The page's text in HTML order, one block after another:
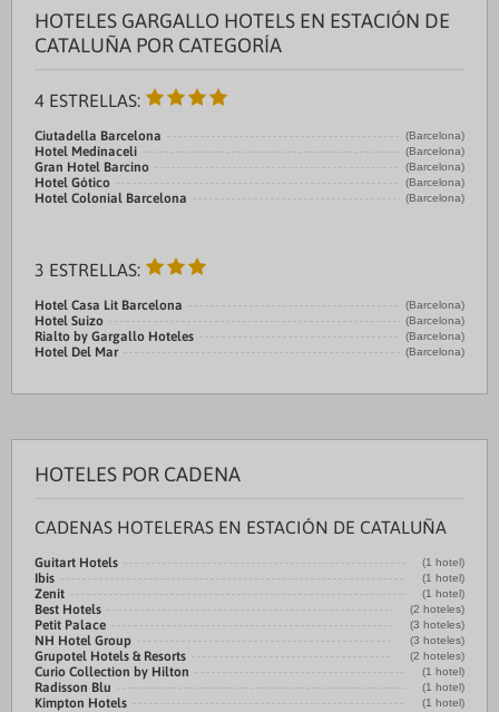
HOTELES GARGALLO HOTELS EN ESTACIÓN DE
CATALUÑA POR CATEGORÍA
4 ESTRELLAS:
Ciutadella Barcelona (Barcelona)
Hotel Medinaceli (Barcelona)
Gran Hotel Barcino (Barcelona)
Hotel Gótico (Barcelona)
Hotel Colonial Barcelona (Barcelona)
3 ESTRELLAS:
Hotel Casa Lit Barcelona (Barcelona)
Hotel Suizo (Barcelona)
Rialto by Gargallo Hoteles (Barcelona)
Hotel Del Mar (Barcelona)
HOTELES POR CADENA
CADENAS HOTELERAS EN ESTACIÓN DE CATALUÑA
Guitart Hotels (1 hotel)
Ibis (1 hotel)
Zenit (1 hotel)
Best Hotels (2 hoteles)
Petit Palace (3 hoteles)
NH Hotel Group (3 hoteles)
Grupotel Hotels & Resorts (2 hoteles)
Curio Collection by Hilton (1 hotel)
Radisson Blu (1 hotel)
Kimpton Hotels (1 hotel)